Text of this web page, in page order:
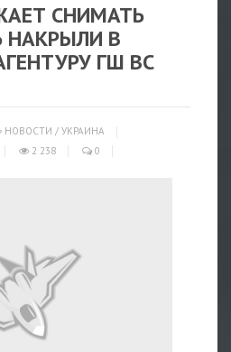
СНИМАТЬ
НАКРЫЛИ В
ГШ ВС
НОВОСТИ / УКРАИНА
2 238 0